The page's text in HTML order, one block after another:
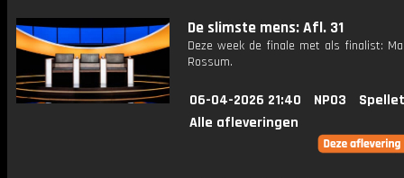
De slimste mens: Afl. 31
Deze week de finale met als finalist:
Rossum.
06-04-2026 21:40 NPO3
Alle afleveringen